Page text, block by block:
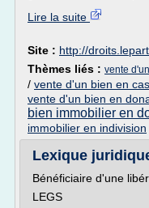
Lire la suite
Site : http://
Thèmes liés : vente
/ vente d'un bien en
vente d'un bien en
bien immobilier en
immobilier en indivision
Lexique
Bénéficiaire d'une
LEGS